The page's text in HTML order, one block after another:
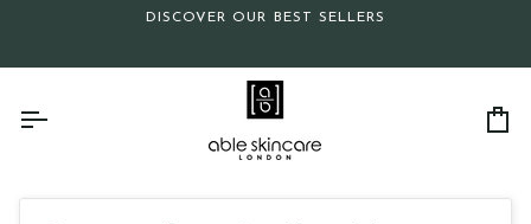
DISCOVER OUR BEST SELLERS